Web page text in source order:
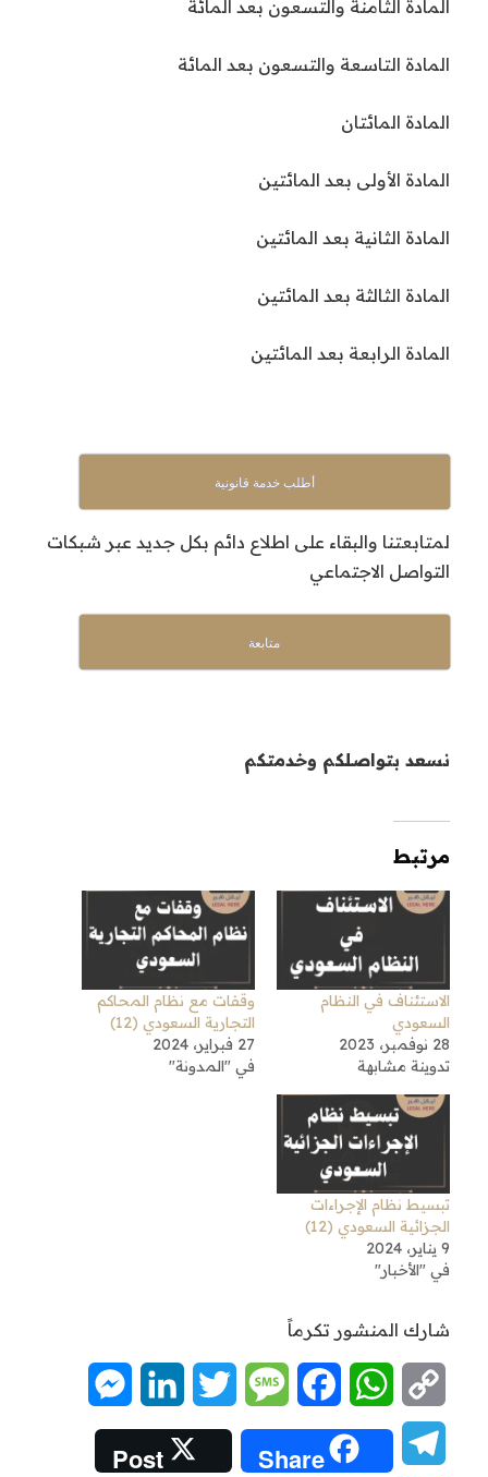
المادة الثامنة والتسعون بعد المائة
المادة التاسعة والتسعون بعد المائة
المادة المائتان
المادة الأولى بعد المائتين
المادة الثانية بعد المائتين
المادة الثالثة بعد المائتين
المادة الرابعة بعد المائتين
أطلب خدمة قانونية
لمتابعتنا والبقاء على اطلاع دائم بكل جديد عبر شبكات
التواصل الاجتماعي
متابعة
نسعد بتواصلكم وخدمتكم
مرتبط
الاستئناف في النظام
السعودي
28 نوفمبر، 2023
تدوينة مشابهة
وقفات مع نظام المحاكم
التجارية السعودي (12)
27 فبراير، 2024
في "المدونة"
تبسيط نظام الإجراءات
الجزائية السعودي (12)
9 يناير، 2024
في "الأخبار"
شارك المنشور تكرماً
Copy
Link
WhatsApp
Facebook
Message
Twitter
LinkedIn
Telegram
Share
Post